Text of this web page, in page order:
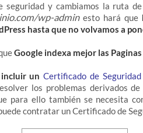
seguridad y cambiamos la ruta de
wp-adminesto hará que
hasta que no volvamos a
Google indexa mejor las
incluir unCertificado de Seguridad
los problemas derivados
para ello también se necesita
contratar un Certificado de